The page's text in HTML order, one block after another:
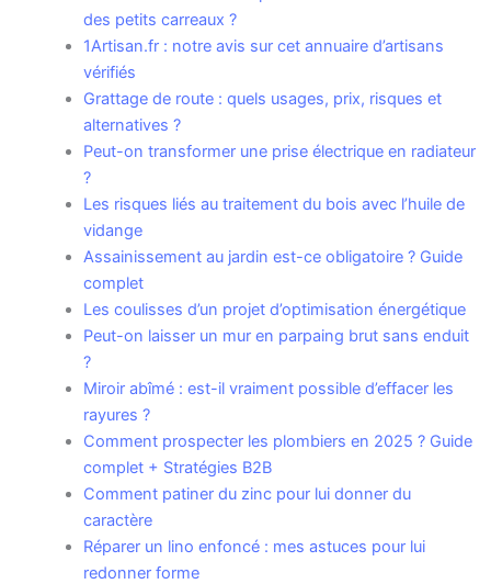
des petits carreaux ?
1Artisan.fr : notre avis sur cet annuaire d’artisans
vérifiés
Grattage de route : quels usages, prix, risques et
alternatives ?
Peut-on transformer une prise électrique en radiateur
?
Les risques liés au traitement du bois avec l’huile de
vidange
Assainissement au jardin est-ce obligatoire ? Guide
complet
Les coulisses d’un projet d’optimisation énergétique
Peut-on laisser un mur en parpaing brut sans enduit
?
Miroir abîmé : est-il vraiment possible d’effacer les
rayures ?
Comment prospecter les plombiers en 2025 ? Guide
complet + Stratégies B2B
Comment patiner du zinc pour lui donner du
caractère
Réparer un lino enfoncé : mes astuces pour lui
redonner forme